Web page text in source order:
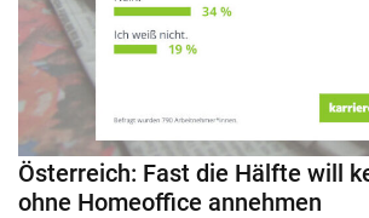
Österreich: Fast die Hälfte will
ohne Homeoffice annehmen